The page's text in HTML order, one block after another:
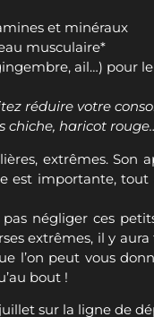
et minéraux
musculaire*
ail…) pour
réduire votre
amandes,
extrêmes. Son
du stress et la
négliger ces
imprévus que
profitez de
sur la ligne de